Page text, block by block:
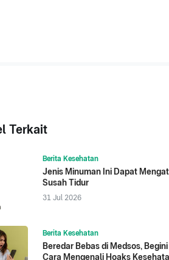
Terkait
Berita Kesehatan
Jenis Minuman Ini Dapat
Susah Tidur
31 Jul 2026
Berita Kesehatan
Beredar Bebas di Medsos, Begini
Cara Mengenali Hoaks